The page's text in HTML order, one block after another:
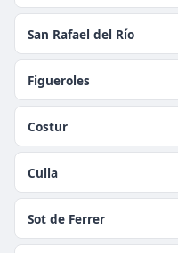
San Rafael del Río
Figueroles
Costur
Culla
Sot de Ferrer